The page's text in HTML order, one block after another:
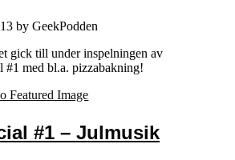
by GeekPodden
gick till under inspelningen av
#1 med bl.a. pizzabakning!
#1 – Julmusik